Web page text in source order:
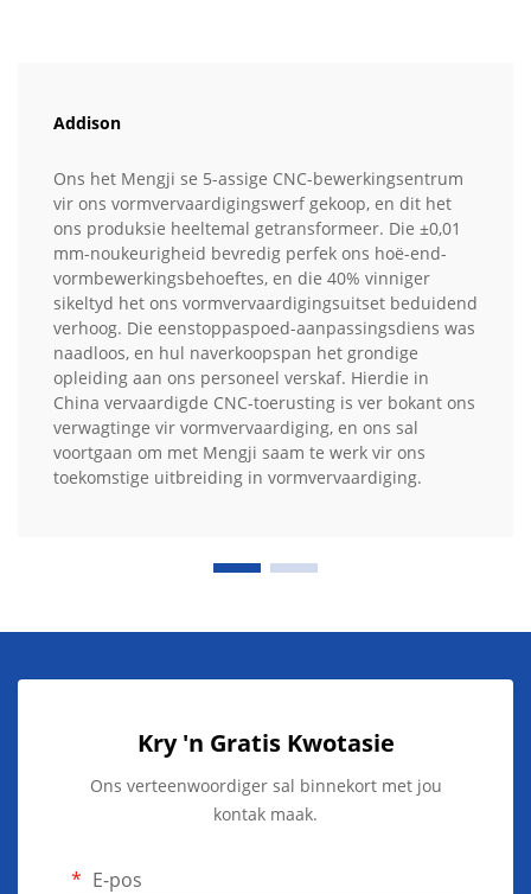
Addison
Ons het Mengji se 5-assige CNC-bewerkingsentrum
vir ons vormvervaardigingswerf gekoop, en dit het
ons produksie heeltemal getransformeer. Die ±0,01
mm-noukeurigheid bevredig perfek ons hoë-end-
vormbewerkingsbehoeftes, en die 40% vinniger
sikeltyd het ons vormvervaardigingsuitset beduidend
verhoog. Die eenstoppaspoed-aanpassingsdiens was
naadloos, en hul naverkoopspan het grondige
opleiding aan ons personeel verskaf. Hierdie in
China vervaardigde CNC-toerusting is ver bokant ons
verwagtinge vir vormvervaardiging, en ons sal
voortgaan om met Mengji saam te werk vir ons
toekomstige uitbreiding in vormvervaardiging.
Kry 'n Gratis Kwotasie
Ons verteenwoordiger sal binnekort met jou
kontak maak.
E-pos